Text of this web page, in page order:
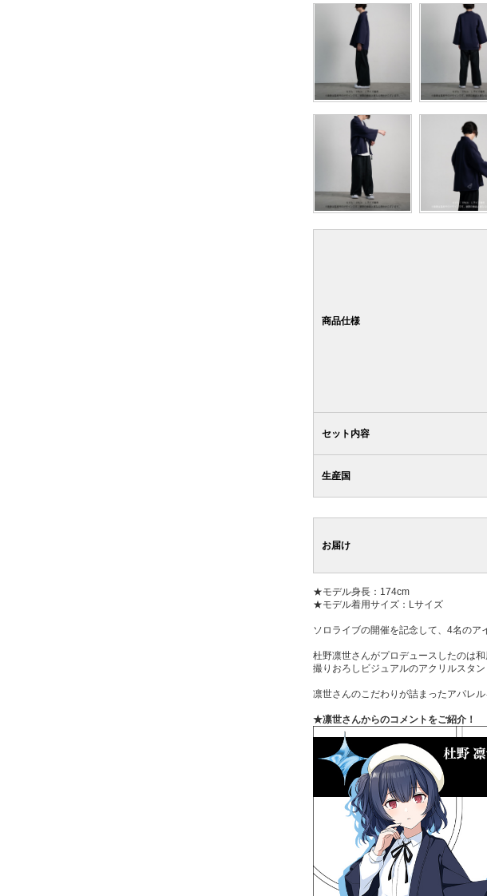
商品仕様
セット内容
生産国
お届け
★モデル身長：174cm
★モデル着用サイズ：Lサイズ
ソロライブの開催を記念して、4名のア
杜野凛世さんがプロデュースしたのは和
撮りおろしビジュアルのアクリルスタン
凛世さんのこだわりが詰まったアパレ
★凛世さんからのコメントをご紹介！